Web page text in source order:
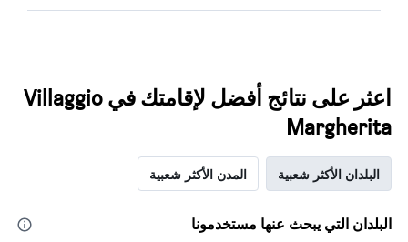
اعثر على نتائج أفضل لإقامتك في Villaggio
Margherita
البلدان الأكثر شعبية المدن الأكثر شعبية
البلدان التي يبحث عنها مستخدمونا